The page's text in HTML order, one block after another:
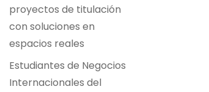
proyectos de titulación
con soluciones en
espacios reales
Estudiantes de Negocios
Internacionales del